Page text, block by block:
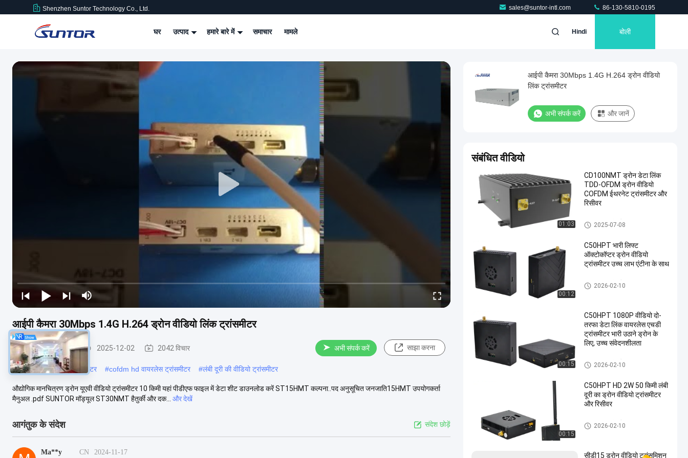
Shenzhen Suntor Technology Co., Ltd. sales@suntor-intl.com 86-130-5810-0195
घर उत्पाद हमारे बारे में समाचार मामले Hindi बोली
आईपी ​​कैमरा 30Mbps 1.4G H.264 ड्रोन वीडियो लिंक ट्रांसमीटर
COFDM ट्रांसमीटर 2025-12-02 2042 विचार अभी संपर्क करें साझा करना
#वायरलेस HD वीडियो ट्रांसमीटर #cofdm hd वायरलेस ट्रांसमीटर #लंबी दूरी की वीडियो ट्रांसमीटर
औद्योगिक मानचित्रण ड्रोन यूएवी वीडियो ट्रांसमीटर 10 किमी यहां पीडीएफ फाइल में डेटा शीट डाउनलोड करें ST15HMT कल्पना..पद अनुसूचित जनजाति15HMT उपयोगकर्ता
मैनुअल .pdf SUNTOR मॉड्यूल ST30NMT हैतुर्की और दक...
और देखें
आगंतुक के संदेश संदेश छोड़ें
Ma**y CN 2024-11-17
आईपी ​​कैमरा 30Mbps 1.4G H.264 ड्रोन वीडियो
लिंक ट्रांसमीटर
अभी संपर्क करें और जानें
संबंधित वीडियो
01:03
CD100NMT ड्रोन डेटा लिंक
TDD-OFDM ड्रोन वीडियो
COFDM ईथरनेट ट्रांसमीटर और
रिसीवर
COFDM ट्रांसमीटर
2025-07-08
00:12
C50HPT भारी लिफ्ट
ऑक्टोकॉप्टर ड्रोन वीडियो
ट्रांसमीटर उच्च लाभ एंटीना के साथ
COFDM ट्रांसमीटर
2026-02-10
00:15
C50HPT 1080P वीडियो दो-
तरफा डेटा लिंक वायरलेस एचडी
ट्रांसमीटर भारी उठाने ड्रोन के
लिए, उच्च संवेदनशीलता
COFDM ट्रांसमीटर
2026-02-10
00:15
C50HPT HD 2W 50 किमी लंबी
दूरी का ड्रोन वीडियो ट्रांसमीटर
और रिसीवर
COFDM ट्रांसमीटर
2026-02-10
सीडी15 ड्रोन वीडियो ट्रांसमिशन